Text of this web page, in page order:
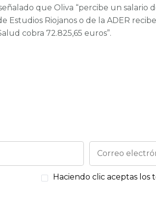
que Oliva “percibe un
Estudios Riojanos o de la ADER
cobra 72.825,65 euros”.
Haciendo clic aceptas los